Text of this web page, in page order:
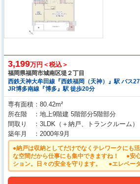
3,199万円＜税込＞
福岡県福岡市城南区堤２丁目
西鉄天神大牟田線『西鉄福岡（天神）』駅 バス
JR博多南線『博多』駅 徒歩20分
専有面積
80.42m²
所在階
地上9階建 5階部分5階部分
間取り
3LDK （＋納戸、トランクルーム）
築年月
2000年9月
●納戸は収納としてだけでなくテレワークにも
な空間だから仕事にも集中できますね！ ●安
ション。日々の安全を守ります。 ●エレベー
ム設置 ●南西向きにつき陽当り良好 ●平日の